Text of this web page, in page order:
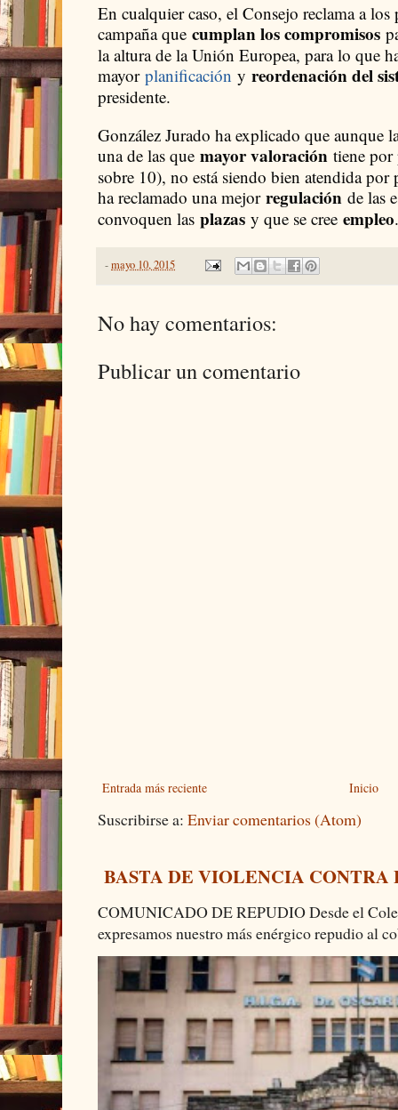
En cualquier caso, el Consejo reclama a
campaña que cumplan los compromisos
la altura de la Unión Europea, para lo que
mayor planificación y reordenación del
presidente.
González Jurado ha explicado que aunque
una de las que mayor valoración tiene por
sobre 10), no está siendo bien atendida
ha reclamado una mejor regulación de las
convoquen las plazas y que se cree empleo.
-mayo 10, 2015
No hay comentarios:
Publicar un comentario
Entrada más reciente Inicio
Suscribirse a: Enviar comentarios (Atom)
BASTA DE VIOLENCIA
COMUNICADO DE REPUDIO Desde el
expresamos nuestro más enérgico repudio al